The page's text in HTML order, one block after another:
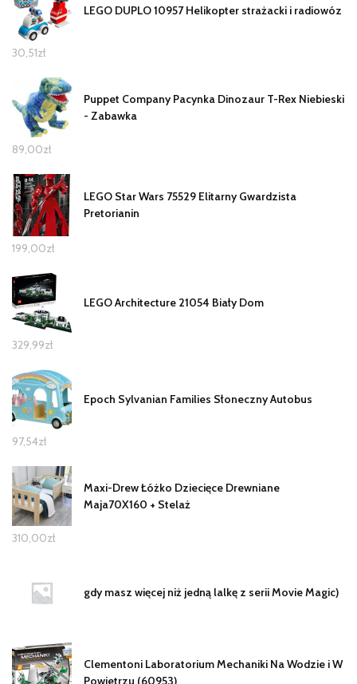
LEGO DUPLO 10957 Helikopter strażacki i radiowóz
30,51zł
Puppet Company Pacynka Dinozaur T-Rex Niebieski
- Zabawka
89,00zł
LEGO Star Wars 75529 Elitarny Gwardzista
Pretorianin
199,00zł
LEGO Architecture 21054 Biały Dom
329,99zł
Epoch Sylvanian Families Słoneczny Autobus
97,54zł
Maxi-Drew Łóżko Dziecięce Drewniane
Maja70X160 + Stelaż
310,00zł
gdy masz więcej niż jedną lalkę z serii Movie Magic)
Clementoni Laboratorium Mechaniki Na Wodzie i W
Powietrzu (60953)